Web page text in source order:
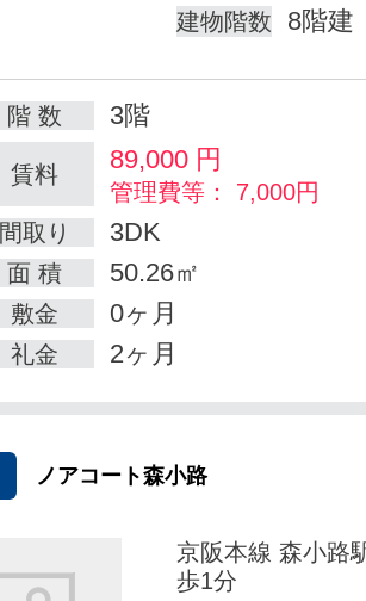
建物階数 8階建
階 数 3階
賃料 89,000 円
管理費等： 7,000円
間取り
3DK
面 積 50.26㎡
敷金 0ヶ月
礼金 2ヶ月
ノアコート森小路
京阪本線 森小路
歩1分